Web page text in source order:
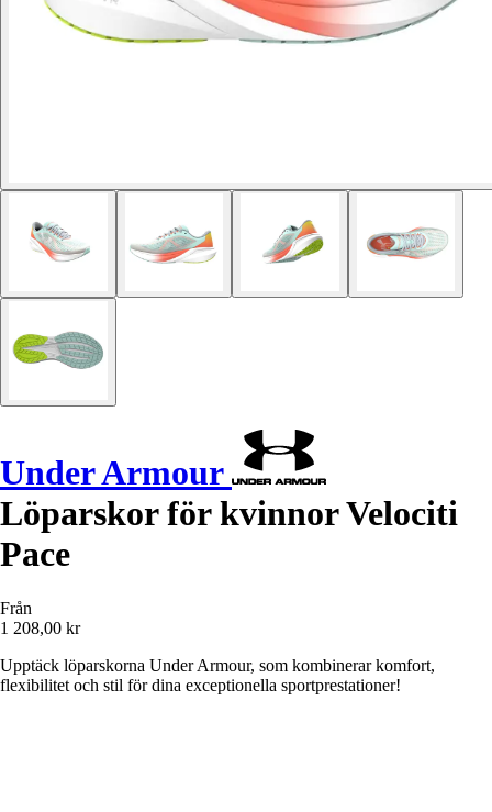
Under Armour
Löparskor för kvinnor Velociti
Pace
Från
1 208,00 kr
Upptäck löparskorna Under Armour, som kombinerar komfort,
flexibilitet och stil för dina exceptionella sportprestationer!